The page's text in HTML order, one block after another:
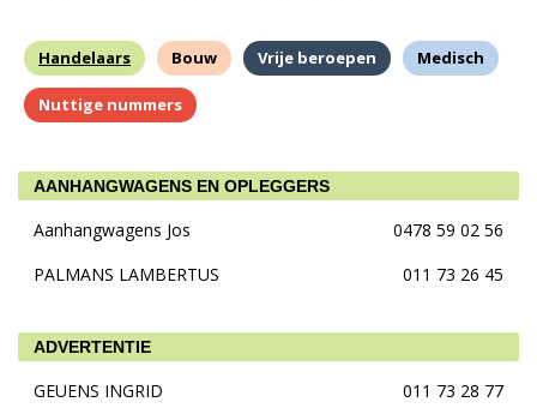
Handelaars Bouw Vrije beroepen Medisch
Nuttige nummers
AANHANGWAGENS EN OPLEGGERS
Aanhangwagens Jos
0478 59 02 56
PALMANS LAMBERTUS
011 73 26 45
ADVERTENTIE
GEUENS INGRID
011 73 28 77